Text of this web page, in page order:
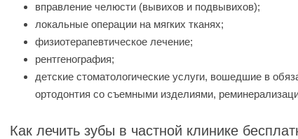
вправление челюсти (вывихов и подвывихов);
локальные операции на мягких тканях;
физиотерапевтическое лечение;
рентгенография;
детские стоматологические услуги, вошедшие в
ортодонтия со съемными изделиями,
Как лечить зубы в частной клинике